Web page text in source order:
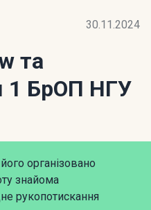
30.11.2024
та
1 БрОП НГУ
організовано
знайома
рукопотискання